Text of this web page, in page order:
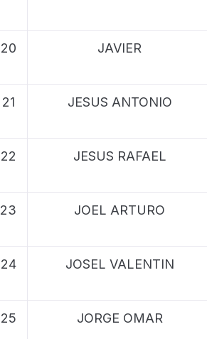
20 JAVIER
21 JESUS ANTONIO
22 JESUS RAFAEL
23 JOEL ARTURO
24 JOSEL VALENTIN
25 JORGE OMAR